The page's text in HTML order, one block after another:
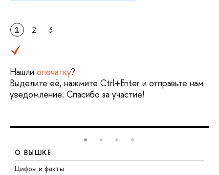
1 2 3
Нашли опечатку?
Выделите её, нажмите Ctrl+Enter и отправьте нам
уведомление. Спасибо за участие!
О ВЫШКЕ
Цифры и факты